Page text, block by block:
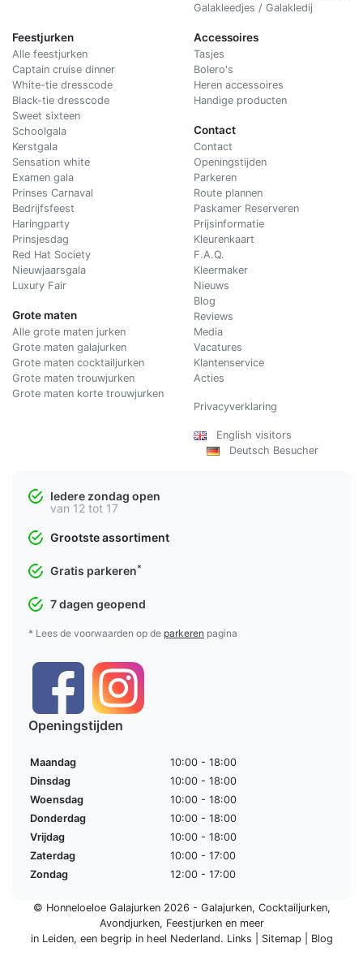
Galakleedjes / Galakledij
Feestjurken
Alle feestjurken
Captain cruise dinner
White-tie dresscode
Black-tie dresscode
Sweet sixteen
Schoolgala
Kerstgala
Sensation white
Examen gala
Prinses Carnaval
Bedrijfsfeest
Haringparty
Prinsjesdag
Red Hat Society
Nieuwjaarsgala
Luxury Fair
Grote maten
Alle grote maten jurken
Grote maten galajurken
Grote maten cocktailjurken
Grote maten trouwjurken
Grote maten korte trouwjurken
Accessoires
Tasjes
Bolero's
Heren accessoires
Handige producten
Contact
Contact
Openingstijden
Parkeren
Route plannen
Paskamer Reserveren
Prijsinformatie
Kleurenkaart
F.A.Q.
Kleermaker
Nieuws
Blog
Reviews
Media
Vacatures
Klantenservice
Acties
Privacyverklaring
English visitors
Deutsch Besucher
Iedere zondag open
van 12 tot 17
Grootste assortiment
Gratis parkeren*
7 dagen geopend
* Lees de voorwaarden op de parkeren pagina
Openingstijden
Maandag
10:00 - 18:00
Dinsdag
10:00 - 18:00
Woensdag
10:00 - 18:00
Donderdag
10:00 - 18:00
Vrijdag
10:00 - 18:00
Zaterdag
10:00 - 17:00
Zondag
12:00 - 17:00
© Honneloeloe Galajurken 2026 - Galajurken, Cocktailjurken,
Avondjurken, Feestjurkenen meer
in Leiden, een begrip in heel Nederland. Links Sitemap Blog